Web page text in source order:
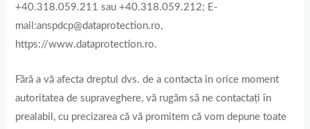
+40.318.059.211 sau +40.318.059.212; E-
mail:anspdcp@dataprotection.ro,
https://www.dataprotection.ro.
Fără a vă afecta dreptul dvs. de a contacta în orice moment
autoritatea de supraveghere, vă rugăm să ne contactați în
prealabil, cu precizarea că vă promitem că vom depune toate